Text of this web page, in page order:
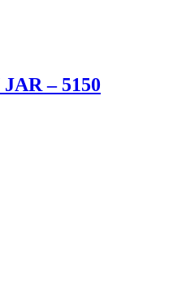
– 5150